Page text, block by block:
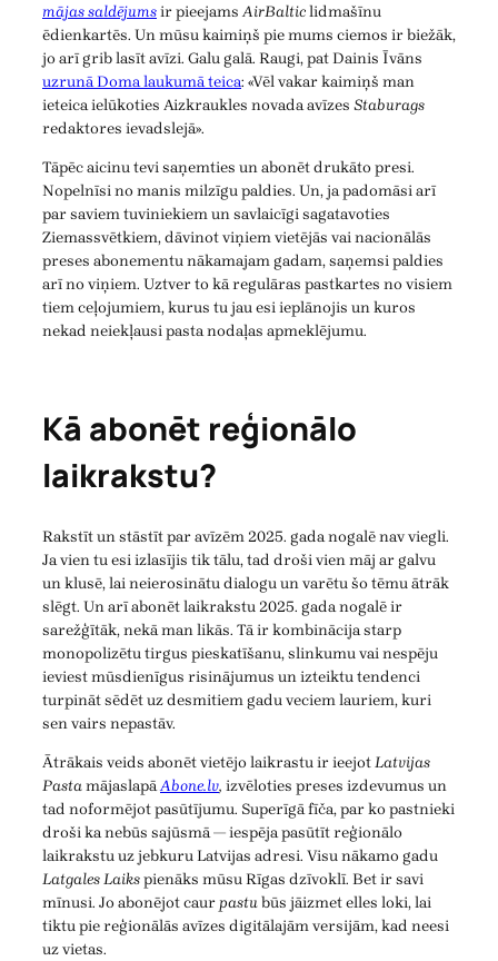
mājas saldējumsir pieejamsAirBalticlidmašīnu
ēdienkartēs. Un mūsu kaimiņš pie mums ciemos ir biežāk,
jo arī grib lasīt avīzi. Galu galā. Raugi, pat Dainis Īvāns
uzrunā Doma laukumā teica: «Vēl vakar kaimiņš man
ieteica ielūkoties Aizkraukles novada avīzes Staburags
redaktores ievadslejā».
Tāpēc aicinu tevi saņemties un abonēt drukāto presi.
Nopelnīsi no manis milzīgu paldies. Un, ja padomāsi arī
par saviem tuviniekiem un savlaicīgi sagatavoties
Ziemassvētkiem, dāvinot viņiem vietējās vai nacionālās
preses abonementu nākamajam gadam, saņemsi paldies
arī no viņiem. Uztver to kā regulāras pastkartes no visiem
tiem ceļojumiem, kurus tu jau esi ieplānojis un kuros
nekad neiekļausi pasta nodaļas apmeklējumu.
Kā abonēt reģionālo
laikrakstu?
Rakstīt un stāstīt par avīzēm 2025. gada nogalē nav viegli.
Ja vien tu esi izlasījis tik tālu, tad droši vien māj ar galvu
un klusē, lai neierosinātu dialogu un varētu šo tēmu ātrāk
slēgt. Un arī abonēt laikrakstu 2025. gada nogalē ir
sarežģītāk, nekā man likās. Tā ir kombinācija starp
monopolizētu tirgus pieskatīšanu, slinkumu vai nespēju
ieviest mūsdienīgus risinājumus un izteiktu tendenci
turpināt sēdēt uz desmitiem gadu veciem lauriem, kuri
sen vairs nepastāv.
Ātrākais veids abonēt vietējo laikrastu ir ieejotLatvijas
PastamājaslapāAbone.lv, izvēloties preses izdevumus un
tad noformējot pasūtījumu. Superīgā fīča, par ko pastnieki
droši ka nebūs sajūsmā — iespēja pasūtīt reģionālo
laikrakstu uz jebkuru Latvijas adresi. Visu nākamo gadu
Latgales Laikspienāks mūsu Rīgas dzīvoklī. Bet ir savi
mīnusi. Jo abonējot caurpastubūs jāizmet elles loki, lai
tiktu pie reģionālās avīzes digitālajām versijām, kad neesi
uz vietas.